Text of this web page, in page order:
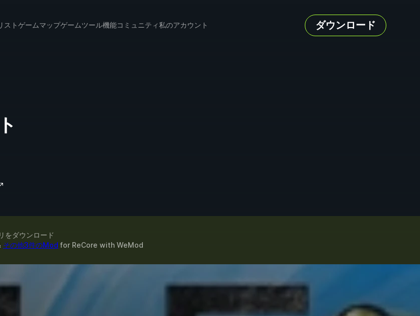
ストゲームマップゲームツール機能コミュニティ私のアカウント ダウンロード
をダウンロード
その他3件のMod for ReCore with WeMod